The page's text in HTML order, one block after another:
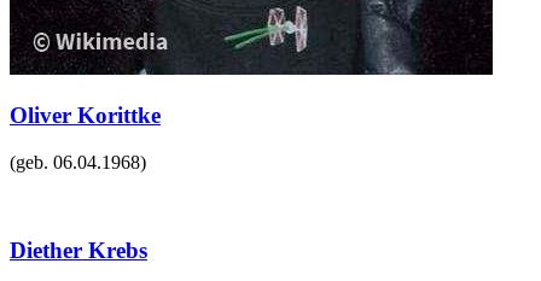
Oliver Korittke
(geb. 06.04.1968)
Diether Krebs